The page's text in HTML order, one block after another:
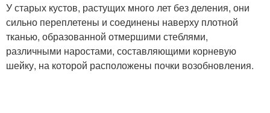
У старых кустов, растущих много лет без деления, они
сильно переплетены и соединены наверху плотной
тканью, образованной отмершими стеблями,
различными наростами, составляющими корневую
шейку, на которой расположены почки возобновления.